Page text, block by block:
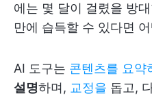
에는 몇 달이 걸렸을 방
만에 습득할 수 있다면
AI 도구는 콘텐츠를 요약
설명하며, 교정을 돕고,